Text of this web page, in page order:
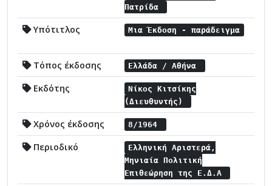
Πατρίδα
Υπότιτλος Μια Έκδοση - παράδειγμα
Τόπος έκδοσης Ελλάδα / Αθήνα
Εκδότης
Νίκος Κιτσίκης
(Διευθυντής)
Χρόνος έκδοσης 8/1964
Περιοδικό
Ελληνική Αριστερά,
Μηνιαία Πολιτική
Επιθεώρηση της Ε.Δ.Α